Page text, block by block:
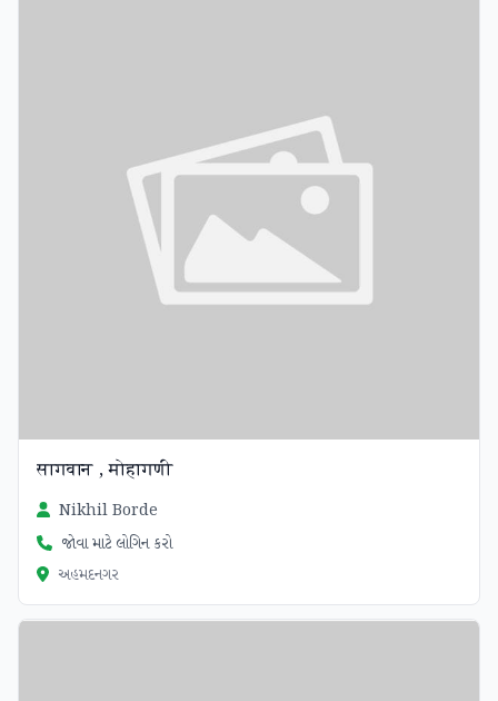
सागवान , मोहागणी
Nikhil Borde
જોવા માટે લોગિન કરો
અહમદનગર